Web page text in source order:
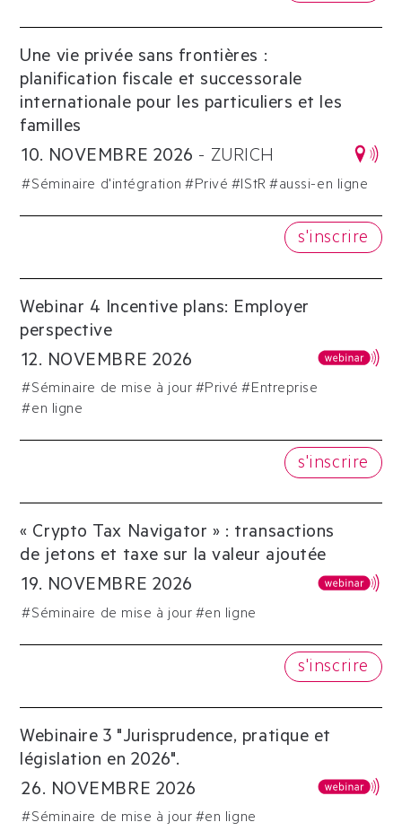
Une vie privée sans frontières :
planification fiscale et successorale
internationale pour les particuliers et les
familles
10. NOVEMBRE 2026 - ZURICH
#Séminaire d'intégration #Privé #IStR #aussi-en ligne
s'inscrire
Webinar 4 Incentive plans: Employer
perspective
12. NOVEMBRE 2026
#Séminaire de mise à jour #Privé #Entreprise
#en ligne
s'inscrire
« Crypto Tax Navigator » : transactions
de jetons et taxe sur la valeur ajoutée
19. NOVEMBRE 2026
#Séminaire de mise à jour #en ligne
s'inscrire
Webinaire 3 "Jurisprudence, pratique et
législation en 2026".
26. NOVEMBRE 2026
#Séminaire de mise à jour #en ligne